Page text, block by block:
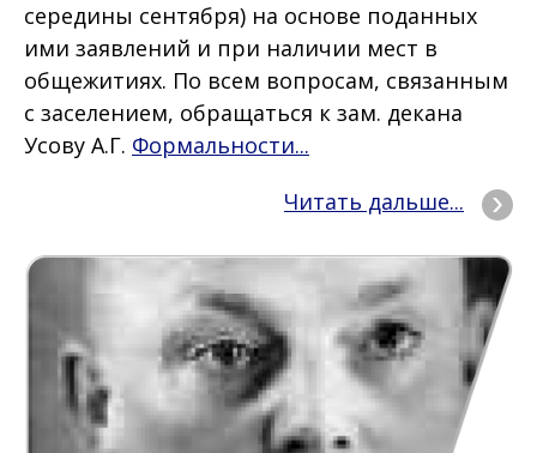
середины сентября) на основе поданных
ими заявлений и при наличии мест в
общежитиях. По всем вопросам, связанным
с заселением, обращаться к зам. декана
Усову А.Г. Формальности...
Читать дальше...